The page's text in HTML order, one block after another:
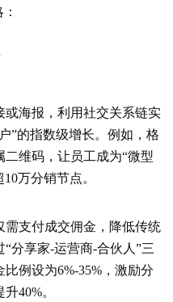
或海报，利用社交关系链实
的指数级增长。例如，格
维码，让员工成为“微型
万分销节点。
需支付成交佣金，降低传统
分享家-运营商-合伙人”三
例设为6%-35%，激励分
40%。